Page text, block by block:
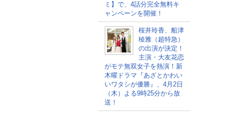
ミ】で、4話分完全無料キ
ャンペーンを開催！
桜井玲香、船津
稜雅（超特急）
の出演が決定！
主演・大友花恋
がモテ無双女子を熱演！新
木曜ドラマ『あざとかわい
いワタシが優勝』、4月2日
（木）よる9時25分から放
送！